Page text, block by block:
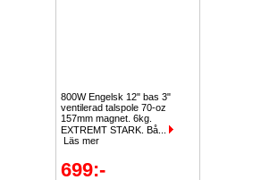
800W Engelsk 12" bas 3"
ventilerad talspole 70-oz
157mm magnet. 6kg.
EXTREMT STARK. Bå...
Läs mer
699:-